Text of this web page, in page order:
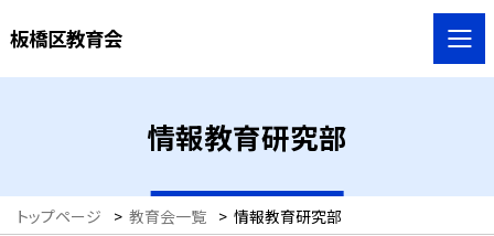
板橋区教育会
情報教育研究部
トップページ > 教育会一覧 > 情報教育研究部